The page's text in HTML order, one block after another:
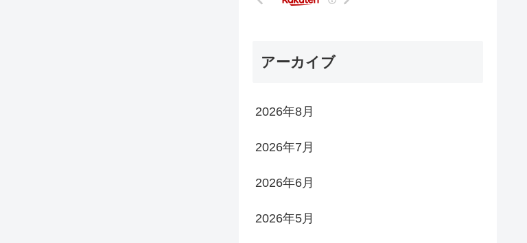
アーカイブ
2026年8月
2026年7月
2026年6月
2026年5月